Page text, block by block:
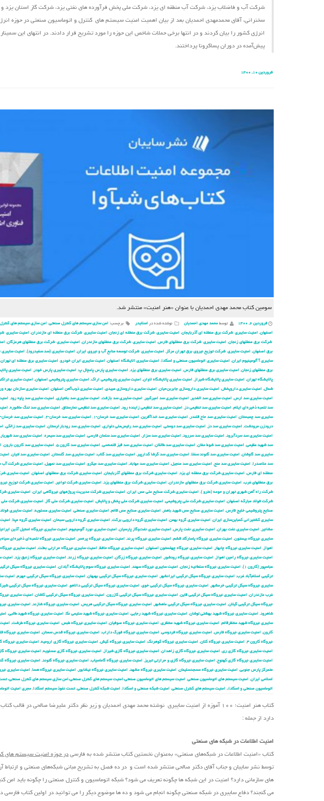
شرکت آب و فاضلاب یزد، شرکت آب منطقه ای یزد، شرکت ملی پخش فرآورده های نفتی یزد، شرکت گاز استان یزد و
سخنرانی، آقای محمدمهدی احمدیان بعد از بیان اهمیت امنیت سیستم ‌های کنترل و اتوماسیون صنعتی در حوزه
انرژی کشور را بیان کردند و در انتها برخی حملات شاخص این حوزه را مورد تشریح قرار دادند. در انتهای این
پیش‌آمده در دوران پساکرونا پرداختند.
فروردین ۱۰, ۱۴۰۰
سومین کتاب محمد مهدی احمدیان با عنوان «هنر امنیت» منتشر شد.
فروردین ۶, ۱۴۰۰ توسط محمد مهدی احمدیان نوشته شده در اسلایدر برچسب: امن سازی سیستم های کنترل صنعتی, امن سازی سیستم های
اصفهان, امنیت سایبری شركت برق منطقه ای آذربایجان, امنیت سایبری شركت برق منطقه ای زنجان, امنیت سایبری شركت برق منطقه ای مازندران, امنیت سایبری
شركت برق منطقهای زنجان, امنیت سایبری شركت برق منطقهای فارس, امنیت سایبری شركت برق منطقهای مازندران, امنیت سایبری شركت برق منطقهای هرمزگان,
برق اصفهان, امنیت سایبری شركت توزیع نیروی برق تهران مركز , امنیت سایبری شركت توسعه منابع آب و نیروی ایران, امنیت سایبری (سد سفیدرود), امنیت
سایبری آ آلومینیوم ایران, امنیت سایبری اتوماسیون صنعتی و اسکادا, امنیت سایبری الایشگاه اصفهان, امنیت سایبری ایران خودرو, امنیت سایبری برق منطقه ای تهران,
برق منطقهای زنجان, امنیت سایبری برق منطقهای فارس, امنیت سایبری برق منطقهای یزد, امنیت سایبری پارس پامچال پ, امنیت سایبری پارس خودر , امنیت سایبری
پالایشگاه تهران, امنیت سایبری پالایشگاه شیراز , امنیت سایبری پالایشگاه لاوان, امنیت سایبری پتروشیمی اراک, امنیت سایبری پتروشیمی اصفهان, امنیت سایبری
شمال, امنیت سایبری داروپخش, امنیت سایبری داروسازی جابربن‌حیان, امنیت سایبری داروسازی عبیدی, امنیت سایبری ذوب‌آهن اصفهان, امنیت سایبری سازمان بهره
امنیت سایبری سد ارس, امنیت سایبری سد الغدیر , امنیت سایبری سد امیرکبیر , امنیت سایبری سد بازفت, امنیت سایبری سد بختیاری, امنیت سایبری سد پاوه رود,
سد تلمبه ذخیره‌ای ایلام, امنیت سایبری سد تنظیمی دز , امنیت سایبری سد تنظیمی زاینده رود, امنیت سایبری سد تنظیمی نمارستاق, امنیت سایبری سد تنگ ماشوره,
سایبری سد چمبستان, امنیت سایبری سد حاج قلندر , امنیت سایبری سد خداآفرین, امنیت سایبری سد خرسان-۱ , امنیت سایبری سد خرسان-۲ , امنیت سایبری سد خرسان-۳
درودزن مرودشت, امنیت سایبری سد دز , امنیت سایبری سد دوستی, امنیت سایبری سد رئیس‌علی دلواری, امنیت سایبری سد رودبار لرستان, امنیت سایبری سد زالکی,
امنیت سایبری سد سردآبرود, امنیت سایبری سد سررود, امنیت سایبری سد سزار , امنیت سایبری سد سلمان فارسی, امنیت سایبری سد سیمره, امنیت سایبری سد شهریار ,
سد شهید عظیمی, امنیت سایبری سد شوط مغان, امنیت سایبری سد طالقان, امنیت سایبری سد قیز قلعه‌سی, امنیت سایبری سد کارون ۵ , امنیت سایبری سد کارون بارون,
سایبری سد گاوشان, امنیت سایبری سد گتوند سفلا, امنیت سایبری سد گرشا گدارپیر , امنیت سایبری سد گلاب, امنیت سایبری سد گلستان, امنیت سایبری سد لتیان,
سد ملاصدرا, امنیت سایبری سد منج, امنیت سایبری سد منجیل, امنیت سایبری سد مهاباد, امنیت سایبری سد میکرو, امنیت سایبری سد نمهیل, امنیت سایبری شركت آب
منطقه ای فارس, امنیت سایبری شركت برق منطقه ای یزد, امنیت سایبری شركت برق منطقهای آذربایجان, امنیت سایبری شركت برق منطقهای اصفهان, امنیت سایبری
برق منطقهای غرب, امنیت سایبری شركت برق منطقهای مازندران, امنیت سایبری شركت برق منطقهای یزد, امنیت سایبری شركت توانیر , امنیت سایبری شركت توزیع
شركت راه آهن شهری تهران و حومه (مترو ), امنیت سایبری شركت صنایع ملی مس ایران, امنیت سایبری شركت مدیریت پروژههای نیروگاهی ایران, امنیت سایبری
شرکت فولاد مبارکه اصفهان, امنیت سایبری شرکت ملی پتروشیمی, امنیت سایبری شرکت ملی پخش و پالایش, امنیت سایبری شرکت ملی گاز , امنیت سایبری شرکت
صنایع پتروشیمی خلیج فارس, امنیت سایبری صنایع مس شهید باهنر , امنیت سایبری صنایع مس قائم, امنیت سایبری صنعتی, امنیت سایبری عسلویه, امنیت سایبری
سایبری کشتیرانی کمباین‌سازی ایران, امنیت سایبری گروه بهمن, امنیت سایبری گروه دارویی برکت, امنیت سایبری گروه دارویی سبحان, امنیت سایبری گروه مپنا,
مشانیر , امنیت سایبری نفت بهران, امنیت سایبری نفت پارس, امنیت سایبری نفت‌وگاز پارسیان, امنیت سایبری نورد آلومینیوم, امنیت سایبری نیروگاه استیل آذین
سایبری نیروگاه بیستون, امنیت سایبری نیروگاه پاسارگاد قشم, امنیت سایبری نیروگاه پرند, امنیت سایبری نیروگاه پره‌سر , امنیت سایبری نیروگاه تلمبه‌ای ذخیره‌ای
اهواز , امنیت سایبری نیروگاه چابهار , امنیت سایبری نیروگاه چهلستون اصفهان, امنیت سایبری نیروگاه حافظ, امنیت سایبری نیروگاه حرارتی بعثت, امنیت سایبری
امنیت سایبری نیروگاه رامین اهواز , امنیت سایبری نیروگاه رودشور , امنیت سایبری نیروگاه زرگان, امنیت سایبری نیروگاه زرند, امنیت سایبری نیروگاه زنبق یزد, امنیت
عباسپور (کارون ۱)
, امنیت سایبری نیروگاه سلطانیه زنجان, امنیت سایبری نیروگاه سهند, امنیت سایبری نیروگاه سوم پالایشگاه آبادان, امنیت سایبری نیروگاه سیکل
ترکیبی اسلام‌آباد غرب, امنیت سایبری نیروگاه سیکل ترکیبی ایرانشهر , امنیت سایبری نیروگاه سیکل ترکیبی بهبهان, امنیت سایبری نیروگاه سیکل ترکیبی جهرم, امنیت
سایبری نیروگاه سیکل ترکیبی خرمشهر , امنیت سایبری نیروگاه سیکل ترکیبی خوی, امنیت سایبری نیروگاه سیکل ترکیبی دالاهو, امنیت سایبری نیروگاه سیکل ترکیبی
غرب مازندران, امنیت سایبری نیروگاه سیکل ترکیبی قاین, امنیت سایبری نیروگاه سیکل ترکیبی کازرون, امنیت سایبری نیروگاه سیکل ترکیبی کاشان, امنیت سایبری
نیروگاه سیکل ترکیبی گیلان, امنیت سایبری نیروگاه سیکل ترکیبی ماهشهر , امنیت سایبری نیروگاه سیکل ترکیبی هریس, امنیت سایبری نیروگاه شازند, امنیت سایبری
شاهرود, امنیت سایبری نیروگاه شهید بهشتی لوشان, امنیت سایبری نیروگاه شهید رجایی, امنیت سایبری نیروگاه شهید سلیمی نکا, امنیت سایبری نیروگاه شهید طالبی,
سایبری نیروگاه شهید منتظرقائم, امنیت سایبری نیروگاه شهید منتظری, امنیت سایبری نیروگاه صوفیان, امنیت سایبری نیروگاه طبس, امنیت سایبری نیروگاه طرشت,
کارون, امنیت سایبری نیروگاه فارس, امنیت سایبری نیروگاه فردوسی, امنیت سایبری نیروگاه فورگ داراب, امنیت سایبری نیروگاه قدس سمنان, امنیت سایبری نیروگاه
نیروگاه کارون ۴
, امنیت سایبری نیروگاه کلان, امنیت سایبری نیروگاه کوهرنگ, امنیت سایبری نیروگاه کیش, امنیت سایبری نیروگاه گازی ارومیه, امنیت سایبری نیروگاه
امنیت سایبری نیروگاه گازی ری, امنیت سایبری نیروگاه گازی زاهدان, امنیت سایبری نیروگاه گازی شیراز , امنیت سایبری نیروگاه گازی عسلویه, امنیت سایبری نیروگاه
امنیت سایبری نیروگاه گازی کهنوج, امنیت سایبری نیروگاه گازی و حرارتی تبریز , امنیت سایبری نیروگاه گاماسیاب, امنیت سایبری نیروگاه گتوند, امنیت سایبری نیروگاه
متمرکز پارس جنوبی, امنیت سایبری نیروگاه مسجدسلیمان, امنیت سایبری نیروگاه مشهد, امنیت سایبری نیروگاه نیشابور , امنیت سایبری نیروگاه هسا, امنیت سایبری
اسلامی ایران, امنیت سیستم های اتوماسیون صنعتی, امنیت سیستم های اتوماسیون صنعتی،امنیت سیستم های کنترل صنعتی،امن سازی سیستم های کنترل صنعتی،
اتوماسیون صنعتی و اسکادا،, امنیت سیستم های کنترل صنعتی, امنیت شبکه صنعتی و اسکادا, امنیت شبکه کنترل صنعتی,تست نفوذ سیستم اسکادا,مجری امنیت
کتاب هنر امنیت؛ ۱۰۰ آموزه از امنیت سایبری نوشته محمد مهدی احمدیان و زیر نظر دکتر علیرضا صالحی
دارد از جمله :
امنیت اطلاعات در شبکه های صنعتی
کتاب «امنیت اطلاعات در شبکه‌های صنعتی» به‌عنوان نخستین کتاب منتشر شده به فارسی در حوزه امنیت سیستم های
توسط نشر سایبان و جناب آقای دکتر صالحی منتشر شده است و در ده فصل به تشریح مبانی شبکه‌های صنعتی و ارتباط
های سازمانی دارد؟ امنیت در این شبکه ها چگونه تعریف می شود؟ شبکه اتوماسیون و کنترل صنعتی را چگونه باید امن
می گنجند؟ دفاع سایبری در شبکه صنعتی چگونه انجام می شود و ده ها موضوع دیگر را می توانید در اولین کتاب فارسی در